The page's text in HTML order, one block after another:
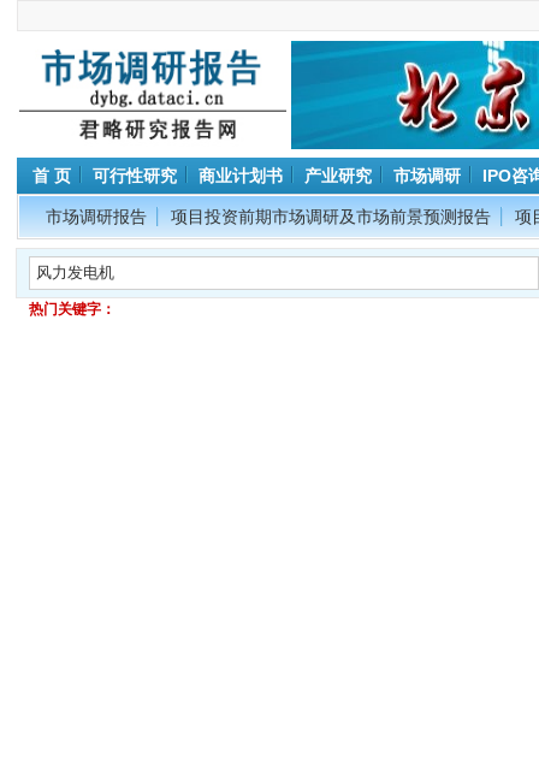
首 页 可行性研究 商业计划书 产业研究 市场调研 IPO咨
市场调研报告 项目投资前期市场调研及市场前景预测报告 项
热门关键字：